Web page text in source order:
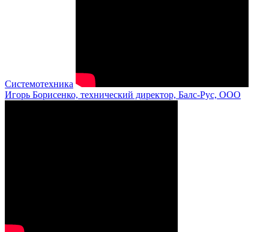
Системотехника
Игорь Борисенко, технический директор, Балс-Рус, ООО